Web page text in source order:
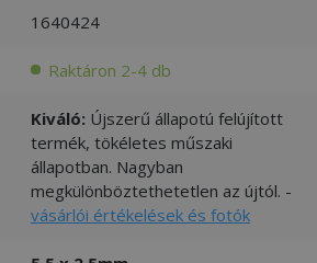
1640424
Raktáron 2-4 db
Kiváló: Újszerű állapotú felújított
termék, tökéletes műszaki
állapotban. Nagyban
megkülönböztethetetlen az újtól. -
vásárlói értékelések és fotók